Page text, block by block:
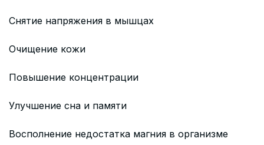
Снятие напряжения в мышцах
Очищение кожи
Повышение концентрации
Улучшение сна и памяти
Восполнение недостатка магния в организме